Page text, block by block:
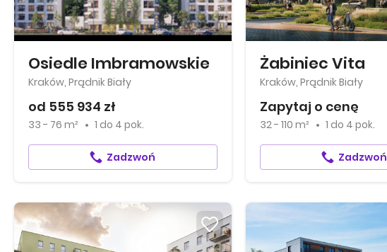
Osiedle Imbramowskie
Kraków, Prądnik Biały
od 555 934 zł
33 - 76 m² 1 do 4 pok.
Zadzwoń
Żabiniec Vita
Kraków, Prądnik Biały
Zapytaj o cenę
32 - 110 m² 1 do 4 pok.
Zadzwoń